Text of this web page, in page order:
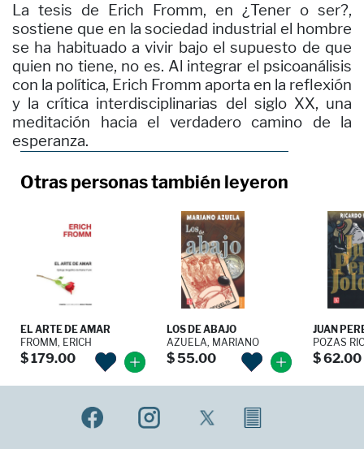
La tesis de Erich Fromm, en ¿Tener o ser?,
sostiene que en la sociedad industrial el hombre
se ha habituado a vivir bajo el supuesto de que
quien no tiene, no es. Al integrar el psicoanálisis
con la política, Erich Fromm aporta en la reflexión
y la crítica interdisciplinarias del siglo XX, una
meditación hacia el verdadero camino de la
esperanza.
Otras personas también leyeron
EL ARTE DE AMAR
FROMM, ERICH
$ 179.00
LOS DE ABAJO
AZUELA, MARIANO
$ 55.00
JUAN
POZAS
$ 62.00